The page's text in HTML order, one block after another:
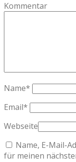
Kommentar
Name*
Email*
Webseite
Name, E-Mail-
für meinen